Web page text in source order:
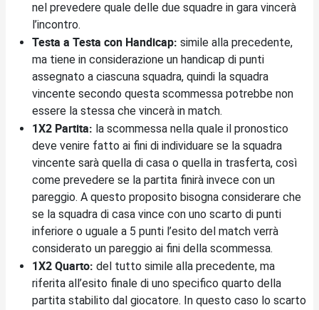
nel prevedere quale delle due squadre in gara vincerà
l’incontro.
Testa a Testa con Handicap: simile alla precedente,
ma tiene in considerazione un handicap di punti
assegnato a ciascuna squadra, quindi la squadra
vincente secondo questa scommessa potrebbe non
essere la stessa che vincerà in match.
1X2 Partita: la scommessa nella quale il pronostico
deve venire fatto ai fini di individuare se la squadra
vincente sarà quella di casa o quella in trasferta, così
come prevedere se la partita finirà invece con un
pareggio. A questo proposito bisogna considerare che
se la squadra di casa vince con uno scarto di punti
inferiore o uguale a 5 punti l’esito del match verrà
considerato un pareggio ai fini della scommessa.
1X2 Quarto: del tutto simile alla precedente, ma
riferita all’esito finale di uno specifico quarto della
partita stabilito dal giocatore. In questo caso lo scarto